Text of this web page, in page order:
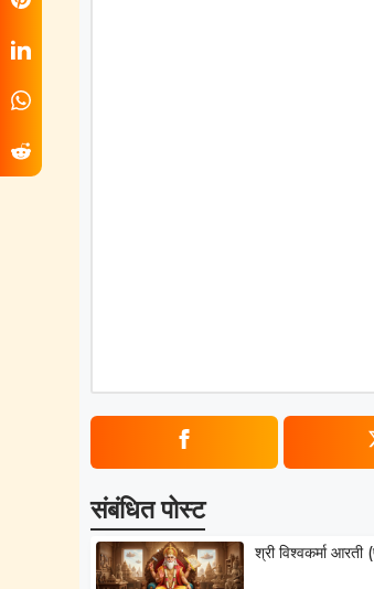
संबंधित पोस्ट
श्री विश्वकर्मा आरती